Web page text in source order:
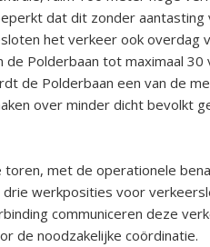
dat dit zonder
het verkeer ook overdag
de Polderbaan tot maximaal
de Polderbaan een van de
over minder dicht bevolkt
met de operationele
werkposities voor
communiceren deze
de noodzakelijke coördinatie.